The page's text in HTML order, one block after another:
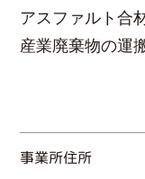
アスファルト合
産業廃棄物の運
事業所住所